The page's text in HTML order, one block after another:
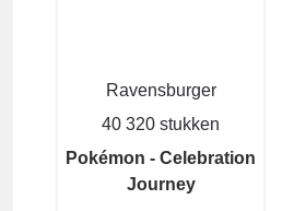
Ravensburger
40 320 stukken
Pokémon - Celebration
Journey